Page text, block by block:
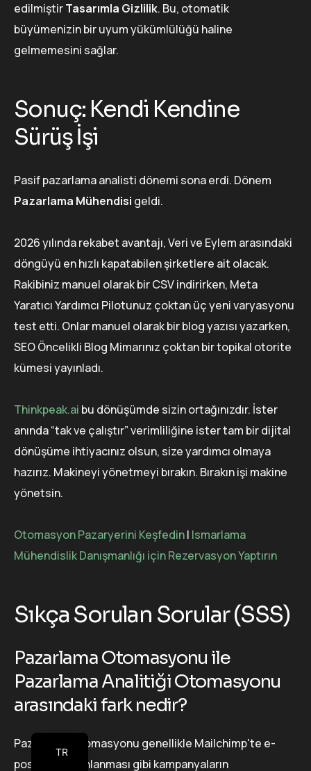
edilmiştirTasarımla Gizlilik. Bu, otomatik
büyümenizin bir uyum yükümlülüğü haline
gelmemesini sağlar.
Sonuç: Kendi Kendine
Sürüş İşi
Pasif pazarlama analisti dönemi sona erdi. Dönem
Pazarlama Mühendisi geldi.
2026 yılında rekabet avantajı, Veri ve Eylem arasındaki
döngüyü en hızlı kapatabilen şirketlere ait olacak.
Rakibiniz manuel olarak bir CSV indirirken, Meta
Yaratıcı Yardımcı Pilotunuz çoktan üç yeni varyasyonu
test etti. Onlar manuel olarak bir blog yazısı yazarken,
SEO Öncelikli Blog Mimarınız çoktan bir topikal otorite
kümesi yayınladı.
Thinkpeak.ai bu dönüşümde sizin ortağınızdır. İster
anında “tak ve çalıştır” verimliliğine ister tam bir dijital
dönüşüme ihtiyacınız olsun, size yardımcı olmaya
hazırız. Makineyi yönetmeyi bırakın. Bırakın işi makine
yönetsin.
Otomasyon Pazaryerini Keşfedin| Ismarlama
Mühendislik Danışmanlığı için Rezervasyon Yaptırın
Sıkça Sorulan Sorular (SSS)
Pazarlama Otomasyonu ile
Pazarlama Analitiği Otomasyonu
arasındaki fark nedir?
Pazarlama Otomasyonu genellikle Mailchimp'te e-
postaların planlanması gibi kampanyaların
TR